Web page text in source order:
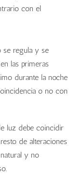
con el
se regula y se
las primeras
durante la noche
o no con
luz debe coincidir
de alteraciones
y no